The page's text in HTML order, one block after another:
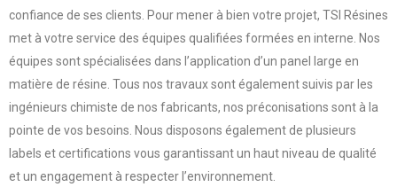
confiance de ses clients. Pour mener à bien votre projet, TSI Résines
met à votre service des équipes qualifiées formées en interne. Nos
équipes sont spécialisées dans l’application d’un panel large en
matière de résine. Tous nos travaux sont également suivis par les
ingénieurs chimiste de nos fabricants, nos préconisations sont à la
pointe de vos besoins. Nous disposons également de plusieurs
labels et certifications vous garantissant un haut niveau de qualité
et un engagement à respecter l’environnement.